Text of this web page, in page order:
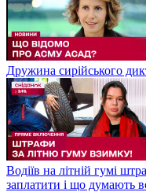
Дружина сирійського
Водіїв на літній гумі
заплатити і що думають